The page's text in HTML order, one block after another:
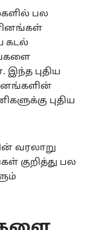
பல
கடல்
புதிய
புதிய
வரலாறு
குறித்து பல